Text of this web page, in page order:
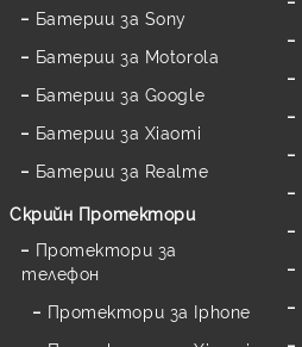
Батерии за Sony
Батерии за Motorola
Батерии за Google
Батерии за Xiaomi
Батерии за Realme
Скрийн Протектори
Протектори за
телефон
Протектори за Iphone